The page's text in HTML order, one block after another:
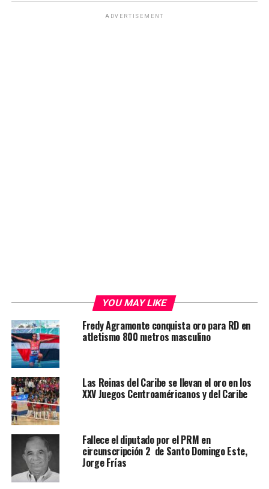
ADVERTISEMENT
YOU MAY LIKE
Fredy Agramonte conquista oro para RD en
atletismo 800 metros masculino
Las Reinas del Caribe se llevan el oro en los
XXV Juegos Centroaméricanos y del Caribe
Fallece el diputado por el PRM en
circunscripción 2 de Santo Domingo Este,
Jorge Frías